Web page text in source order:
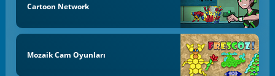
Cartoon Network
Mozaik Cam Oyunları